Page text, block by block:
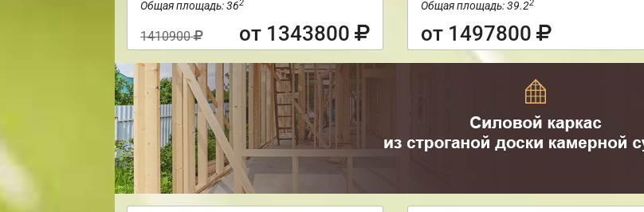
Общая площадь: 362
1410900 от 1343800
Общая площадь: 39.22
от 1497800